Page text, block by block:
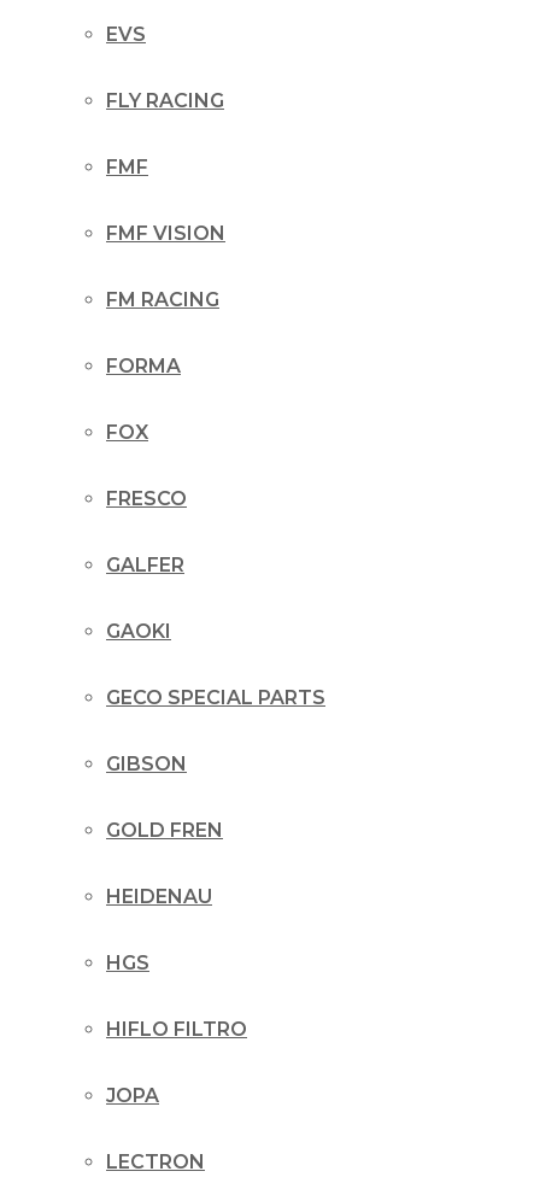
EVS
FLY RACING
FMF
FMF VISION
FM RACING
FORMA
FOX
FRESCO
GALFER
GAOKI
GECO SPECIAL PARTS
GIBSON
GOLD FREN
HEIDENAU
HGS
HIFLO FILTRO
JOPA
LECTRON